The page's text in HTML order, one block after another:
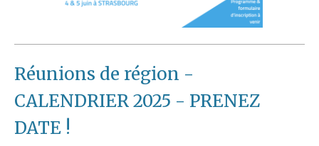
Réunions de région -
CALENDRIER 2025 - PRENEZ
DATE !